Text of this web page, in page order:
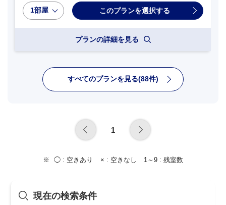
1部屋
プランの詳細を見る
すべてのプランを見る(88件)
1
◯ : 空きあり × : 空きなし 1～9 : 残室数
現在の検索条件